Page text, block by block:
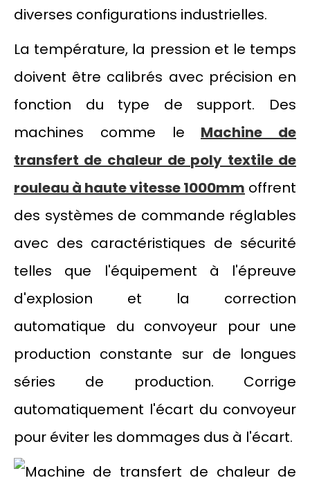
diverses configurations industrielles.
La température, la pression et le temps
doivent être calibrés avec précision en
fonction du type de support. Des
machines comme le
Machine de
transfert de chaleur de poly textile de
rouleau à haute vitesse 1000mm offrent
des systèmes de commande réglables
avec des caractéristiques de sécurité
telles que l'équipement à l'épreuve
d'explosion et la correction
automatique du convoyeur pour une
production constante sur de longues
séries de production. Corrige
automatiquement l'écart du convoyeur
pour éviter les dommages dus à l'écart.